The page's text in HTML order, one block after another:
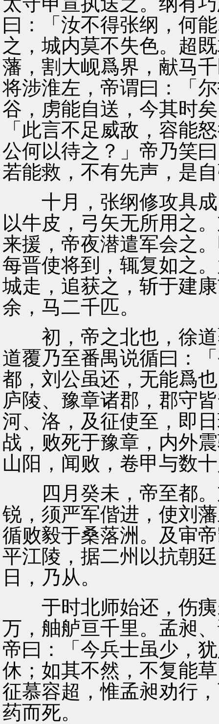
曰：「汝不得张纲，何
之，城内莫不失色。超
藩，割大岘爲界，献马
将涉淮左，帝谓曰：「
谷，虏能自送，今其时
「此言不足威敌，容能
公何以待之？」帝乃笑
若能救，不有先声，是
十月，张纲修攻具成
以牛皮，弓矢无所用之
来援，帝夜潜遣军会之
每晋使将到，辄复如之
城走，追获之，斩于建
余，马二千匹。
初，帝之北也，徐道
道覆乃至番禺说循曰：
都，刘公虽还，无能爲
庐陵、豫章诸郡，郡守
河、洛，及征使至，即
战，败死于豫章，内外
山阳，闻败，卷甲与数
四月癸未，帝至都。
锐，须严军偕进，使刘
循败毅于桑落洲。及审
平江陵，据二州以抗朝
日，乃从。
于时北师始还，伤痍
万，舳舻亘千里。孟昶
帝曰：「今兵士虽少，
休；如其不然，不复能
征慕容超，惟孟昶劝行
药而死。